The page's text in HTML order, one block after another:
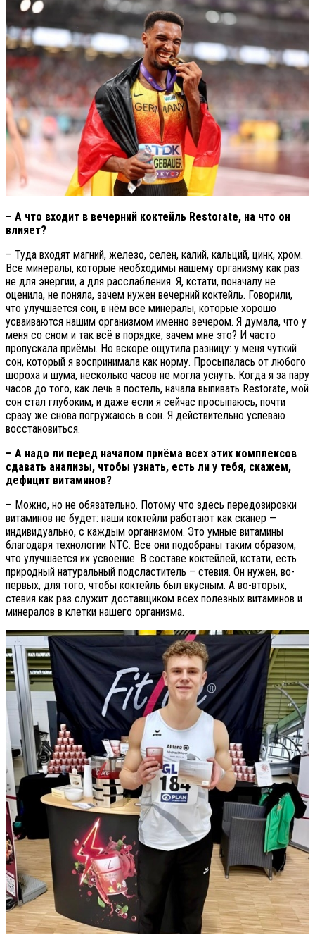
– А что входит в вечерний коктейль Restorate, на что он
влияет?
– Туда входят магний, железо, селен, калий, кальций, цинк, хром.
Все минералы, которые необходимы нашему организму как раз
не для энергии, а для расслабления. Я, кстати, поначалу не
оценила, не поняла, зачем нужен вечерний коктейль. Говорили,
что улучшается сон, в нём все минералы, которые хорошо
усваиваются нашим организмом именно вечером. Я думала, что у
меня со сном и так всё в порядке, зачем мне это? И часто
пропускала приёмы. Но вскоре ощутила разницу: у меня чуткий
сон, который я воспринимала как норму. Просыпалась от любого
шороха и шума, несколько часов не могла уснуть. Когда я за пару
часов до того, как лечь в постель, начала выпивать Restorate, мой
сон стал глубоким, и даже если я сейчас просыпаюсь, почти
сразу же снова погружаюсь в сон. Я действительно успеваю
восстановиться.
– А надо ли перед началом приёма всех этих комплексов
сдавать анализы, чтобы узнать, есть ли у тебя, скажем,
дефицит витаминов?
– Можно, но не обязательно. Потому что здесь передозировки
витаминов не будет: наши коктейли работают как сканер —
индивидуально, с каждым организмом. Это умные витамины
благодаря технологии NTC. Все они подобраны таким образом,
что улучшается их усвоение. В составе коктейлей, кстати, есть
природный натуральный подсластитель – стевия. Он нужен, во-
первых, для того, чтобы коктейль был вкусным. А во-вторых,
стевия как раз служит доставщиком всех полезных витаминов и
минералов в клетки нашего организма.